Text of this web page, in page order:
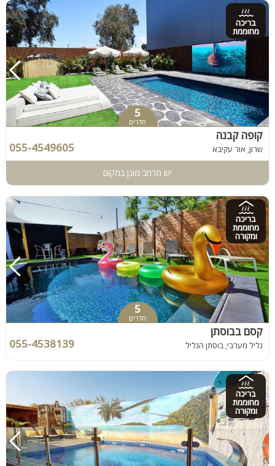
בריכה
מחוממת
5
חדרים
קופה קבנה
שרון, אור עקיבא 055-4549605
יש מרחב מוגן במקום
בריכה
מחוממת
ומקורה
5
חדרים
קסם בבוסתן
גליל מערבי, בוסתן הגליל 055-4538139
בריכה
מחוממת
ומקורה